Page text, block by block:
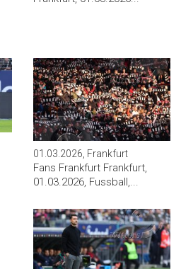
01.03.2026, Frankfurt
Fans Frankfurt Frankfurt,
01.03.2026, Fussball,...